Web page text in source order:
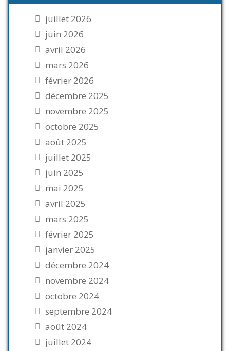
juillet 2026
juin 2026
avril 2026
mars 2026
février 2026
décembre 2025
novembre 2025
octobre 2025
août 2025
juillet 2025
juin 2025
mai 2025
avril 2025
mars 2025
février 2025
janvier 2025
décembre 2024
novembre 2024
octobre 2024
septembre 2024
août 2024
juillet 2024